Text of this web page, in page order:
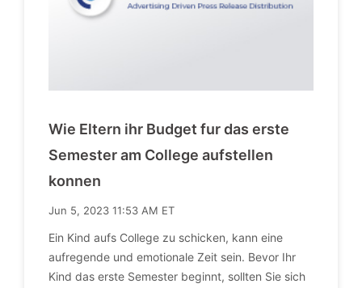
Wie Eltern ihr Budget fur das erste
Semester am College aufstellen
konnen
Jun 5, 2023 11:53 AM ET
Ein Kind aufs College zu schicken, kann eine
aufregende und emotionale Zeit sein. Bevor Ihr
Kind das erste Semester beginnt, sollten Sie sich